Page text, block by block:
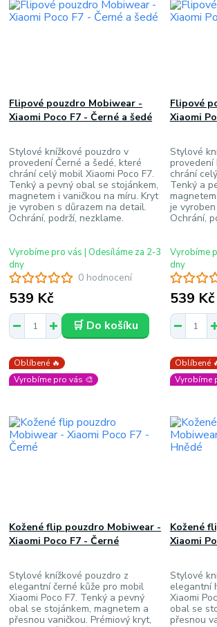
0 hodnocení
Flipové pouzdro Mobiwear -
Xiaomi Poco F7 - Černé a šedé
Stylové knížkové pouzdro v
provedení Černé a šedé, které
chrání celý mobil Xiaomi Poco F7.
Tenký a pevný obal se stojánkem,
magnetem i vaničkou na míru. Kryt
je vyroben s důrazem na detail.
Ochrání, podrží, nezklame.
539 Kč
Vyrobíme pro vás | Odesíláme za 2-3
dny
🛒 Do košíku
Flipové
Xiaomi
Stylové
provedení
chrání
Tenký a
je
Ochrání,
539 Kč
Vyrobíme
dny
Oblíbené 🔥
Vyrobíme pro vás 🎨
Kožené flip pouzdro Mobiwear -
Xiaomi Poco F7 - Černé
Stylové knížkové pouzdro z
elegantní černé kůže pro mobil
Xiaomi Poco F7. Tenký a pevný
obal se stojánkem, magnetem a
přesnou vaničkou. Prémiový kryt,
Oblíbené
Vyrobíme
Kožené
Xiaomi
Stylové
elegantní
Xiaomi
obal se
přesnou